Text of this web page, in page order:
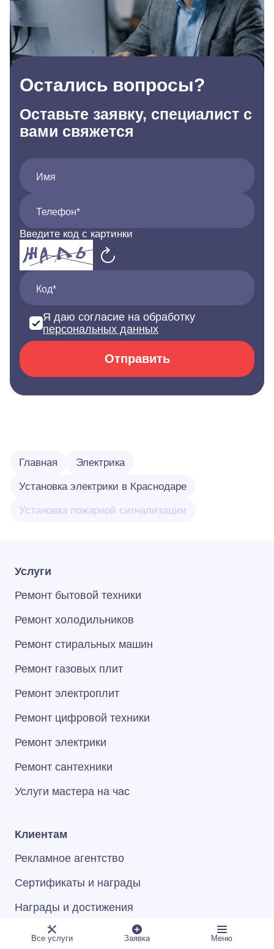
Остались вопросы?
Оставьте заявку, специалист с
вами свяжется
Имя
Телефон*
Введите код с картинки
Код*
Я даю согласие на обработку
персональных данных
Отправить
Главная Электрика
Установка электрики в Краснодаре
Установка пожарной сигнализации
Услуги
Ремонт бытовой техники
Ремонт холодильников
Ремонт стиральных машин
Ремонт газовых плит
Ремонт электроплит
Ремонт цифровой техники
Ремонт электрики
Ремонт сантехники
Услуги мастера на час
Клиентам
Рекламное агентство
Сертификаты и награды
Награды и достижения
Программа лояльности
Все услуги Заявка Меню